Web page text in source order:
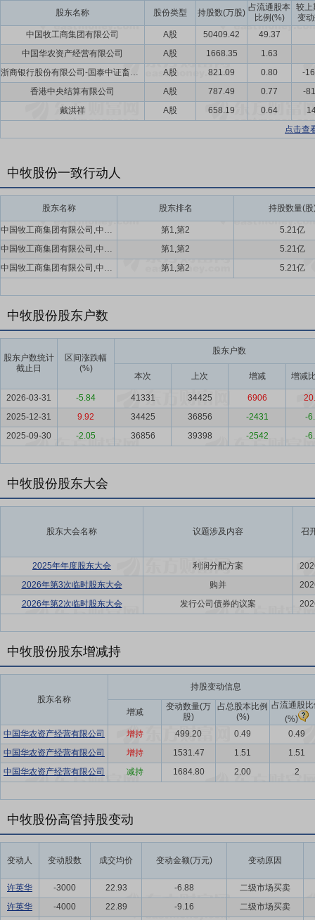
股东名称 股份类型 持股数(万股)
占流通股本
比例(%)
较上
变
中国牧工商集团有限公司
A股 50409.42
49.37
中国华农资产经营有限公司
A股 1668.35
1.63
浙商银行股份有限公司-国泰中证畜牧养殖交易型开放式指数证券投资基金
A股 821.09 0.80
-
香港中央结算有限公司
A股 787.49 0.77
-
戴洪祥
A股 658.19 0.64
点击查
中牧股份一致行动人
股东名称 股东排名 持股数量(股
中国牧工商集团有限公司,中国华农资产经营有限公司 第1,第2
5.21亿
中国牧工商集团有限公司,中国华农资产经营有限公司
第1,第2
5.21亿
中国牧工商集团有限公司,中国华农资产经营有限公司
第1,第2 5.21亿
中牧股份股东户数
股东户数统计
截止日
区间涨跌幅
(%)
股东户数
本次 上次 增减 增减
2026-03-31 -5.84 41331 34425 6906
2025-12-31
9.92 34425 36856 -2431
-
2025-09-30
-2.05 36856 39398 -2542 -
中牧股份股东大会
股东大会名称 议题涉及内容 召
2025年年度股东大会 利润分配方案
2026年第3次临时股东大会
购并
2026年第2次临时股东大会
发行公司债券的议案
中牧股份股东增减持
股东名称
持股变动信息
增减
变动数量(万
股)
占总股本比例
(%)
占流通股
(%)
中国华农资产经营有限公司
增持 499.20 0.49
0.49
中国华农资产经营有限公司
增持 1531.47 1.51
1.51
中国华农资产经营有限公司
减持 1684.80 2.00 2
中牧股份高管持股变动
变动人 变动股数 成交均价 变动金额(万元) 变动原因
许英华 -3000 22.93 -6.88
二级市场买卖
许英华
-4000 22.89 -9.16
二级市场买卖